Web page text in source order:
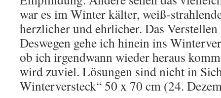
war es im Winter kälter, weiß-
herzlicher und ehrlicher. Das
Deswegen gehe ich hinein ins
ob ich irgendwann wieder heraus
wird zuviel. Lösungen sind nicht in
Winterversteck“ 50 x 70 cm (24.